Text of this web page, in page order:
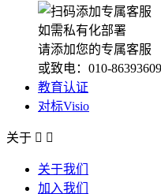
如需私有化部署
请添加您的专属客服
或致电：010-86393609
教育认证
对标Visio
关于  
关于我们
加入我们